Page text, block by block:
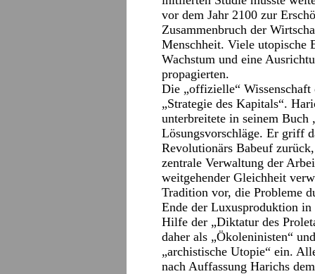
vor dem Jahr 2100 zur
Zusammenbruch der
Menschheit. Viele utopische
Wachstum und eine
propagierten.
Die „offizielle“
„Strategie des Kapitals“.
unterbreitete in seinem Buch
Lösungsvorschläge. Er griff
Revolutionärs Babeuf
zentrale Verwaltung der
weitgehender Gleichheit
Tradition vor, die Probleme
Ende der Luxusproduktion
Hilfe der „Diktatur des
daher als „Ökoleninisten“
„archistische Utopie“ ein.
nach Auffassung Harichs